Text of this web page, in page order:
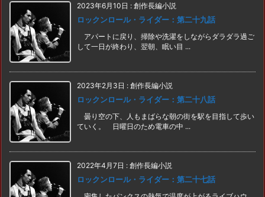
2023年6月10日 : 創作長編小説
ロックンロール・ライダー：第二十九話
アパートに戻り、掃除や洗濯をしながらダラダラ過ご
して一日が終わり、翌朝、眠い目 ...
2023年2月3日 : 創作長編小説
ロックンロール・ライダー：第二十八話
曇り空の下、人もまばらな朝の街を駅を目指して歩い
ていく。 日曜日のため電車の中 ...
2022年4月7日 : 創作長編小説
ロックンロール・ライダー：第二十七話